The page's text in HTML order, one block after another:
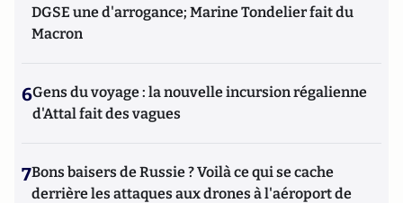
DGSE une d'arrogance; Marine Tondelier fait du
Macron
6Gens du voyage : la nouvelle incursion régalienne
d'Attal fait des vagues
7Bons baisers de Russie ? Voilà ce qui se cache
derrière les attaques aux drones à l'aéroport de